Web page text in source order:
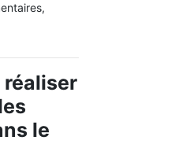
réaliser
le